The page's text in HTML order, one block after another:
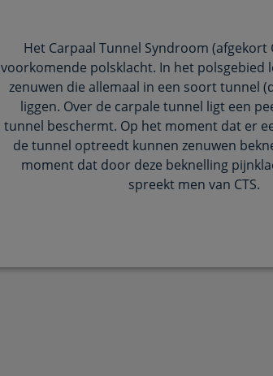
Het Carpaal Tunnel Syndroom (afgekort
voorkomende polsklacht. In het polsgebied
zenuwen die allemaal in een soort tunnel
liggen. Over de carpale tunnel ligt een
tunnel beschermt. Op het moment dat er
de tunnel optreedt kunnen zenuwen
moment dat door deze beknelling
spreekt men van CTS.